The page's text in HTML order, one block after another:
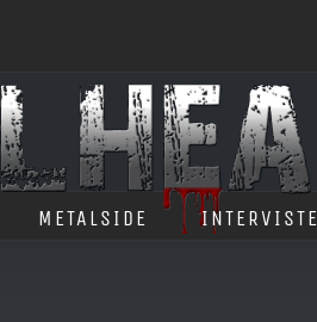
METALSIDE INTERVISTE